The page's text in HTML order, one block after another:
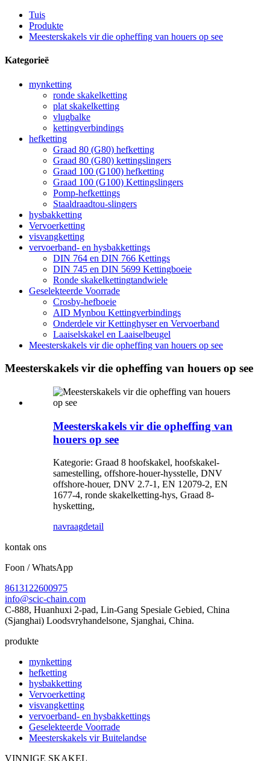
Tuis
Produkte
Meesterskakels vir die opheffing van houers op see
Kategorieë
mynketting
ronde skakelketting
plat skakelketting
vlugbalke
kettingverbindings
hefketting
Graad 80 (G80) hefketting
Graad 80 (G80) kettingslingers
Graad 100 (G100) hefketting
Graad 100 (G100) Kettingslingers
Pomp-hefkettings
Staaldraadtou-slingers
hysbakketting
Vervoerketting
visvangketting
vervoerband- en hysbakkettings
DIN 764 en DIN 766 Kettings
DIN 745 en DIN 5699 Kettingboeie
Ronde skakelkettingtandwiele
Geselekteerde Voorrade
Crosby-hefboeie
AID Mynbou Kettingverbindings
Onderdele vir Kettinghyser en Vervoerband
Laaiselskakel en Laaiselbeugel
Meesterskakels vir die opheffing van houers op see
Meesterskakels vir die opheffing van houers op see
Meesterskakels vir die opheffing van
houers op see
Kategorie: Graad 8 hoofskakel, hoofskakel-
samestelling, offshore-houer-hysstelle, DNV
offshore-houer, DNV 2.7-1, EN 12079-2, EN
1677-4, ronde skakelketting-hys, Graad 8-
hysketting,
navraagdetail
kontak ons
Foon / WhatsApp
8613122600975
info@scic-chain.com
C-888, Huanhuxi 2-pad, Lin-Gang Spesiale Gebied, China
(Sjanghai) Loodsvryhandelsone, Sjanghai, China.
produkte
mynketting
hefketting
hysbakketting
Vervoerketting
visvangketting
vervoerband- en hysbakkettings
Geselekteerde Voorrade
Meesterskakels vir Buitelandse
VINNIGE SKAKEL